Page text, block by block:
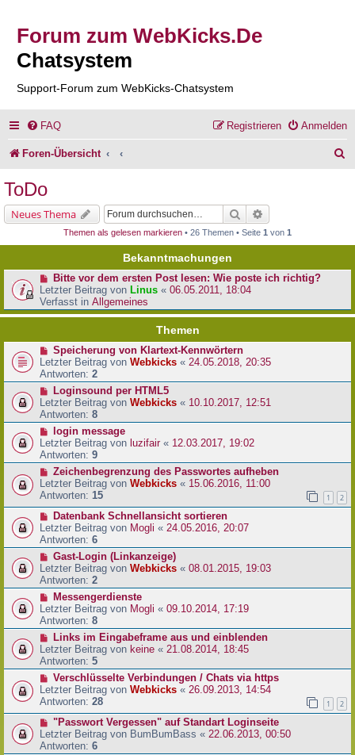
Forum zum WebKicks.De
Chatsystem
Support-Forum zum WebKicks-Chatsystem
FAQ Anmelden
Registrieren
Foren-Übersicht
e
ToDo
Neues Thema Suche
Themen als gelesen markieren • 26 Themen • Seite 1 von 1
Bekanntmachungen
Bitte vor dem ersten Post lesen: Wie poste ich richtig?
Letzter Beitrag von Linus « 06.05.2011, 18:04
Verfasst in Allgemeines
Themen
Speicherung von Klartext-Kennwörtern
Letzter Beitrag von Webkicks « 24.05.2018, 20:35
Antworten: 2
Loginsound per HTML5
Letzter Beitrag von Webkicks « 10.10.2017, 12:51
Antworten: 8
login message
Letzter Beitrag von luzifair« 12.03.2017, 19:02
Antworten: 9
Zeichenbegrenzung des Passwortes aufheben
Letzter Beitrag von Webkicks « 15.06.2016, 11:00
Antworten: 15 1 2
Datenbank Schnellansicht sortieren
Letzter Beitrag von Mogli « 24.05.2016, 20:07
Antworten: 6
Gast-Login (Linkanzeige)
Letzter Beitrag von Webkicks « 08.01.2015, 19:03
Antworten: 2
Messengerdienste
Letzter Beitrag von Mogli « 09.10.2014, 17:19
Antworten: 8
Links im Eingabeframe aus und einblenden
Letzter Beitrag von keine « 21.08.2014, 18:45
Antworten: 5
Verschlüsselte Verbindungen / Chats via https
Letzter Beitrag von Webkicks « 26.09.2013, 14:54
Antworten: 28 1 2
"Passwort Vergessen" auf Standart Loginseite
Letzter Beitrag von BumBumBass « 22.06.2013, 00:50
Antworten: 6